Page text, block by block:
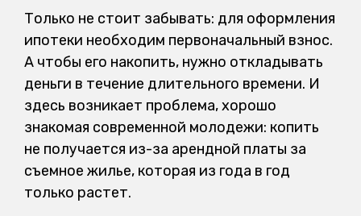
Только не стоит забывать: для оформления
ипотеки необходим первоначальный взнос.
А чтобы его накопить, нужно откладывать
деньги в течение длительного времени. И
здесь возникает проблема, хорошо
знакомая современной молодежи: копить
не получается из-за арендной платы за
съемное жилье, которая из года в год
только растет.